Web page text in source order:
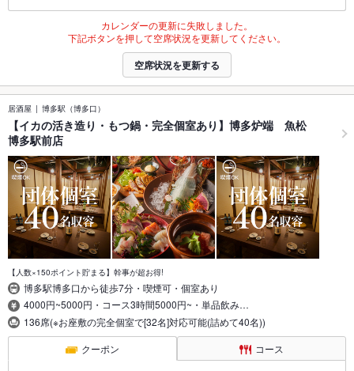
カレンダーの更新に失敗しました。
下記ボタンを押して空席状況を更新してください。
空席状況を更新する
居酒屋 博多駅（博多口）
【イカの活き造り・もつ鍋・完全個室あり】博多炉端 魚松
博多駅前店
【人数×150ポイント貯まる】幹事が超お得!
博多駅博多口から徒歩7分・喫煙可・個室あり
4000円~5000円・コース3時間5000円~・単品飲み…
136席(※お座敷の完全個室で[32名]対応可能(詰めて40名))
クーポン コース